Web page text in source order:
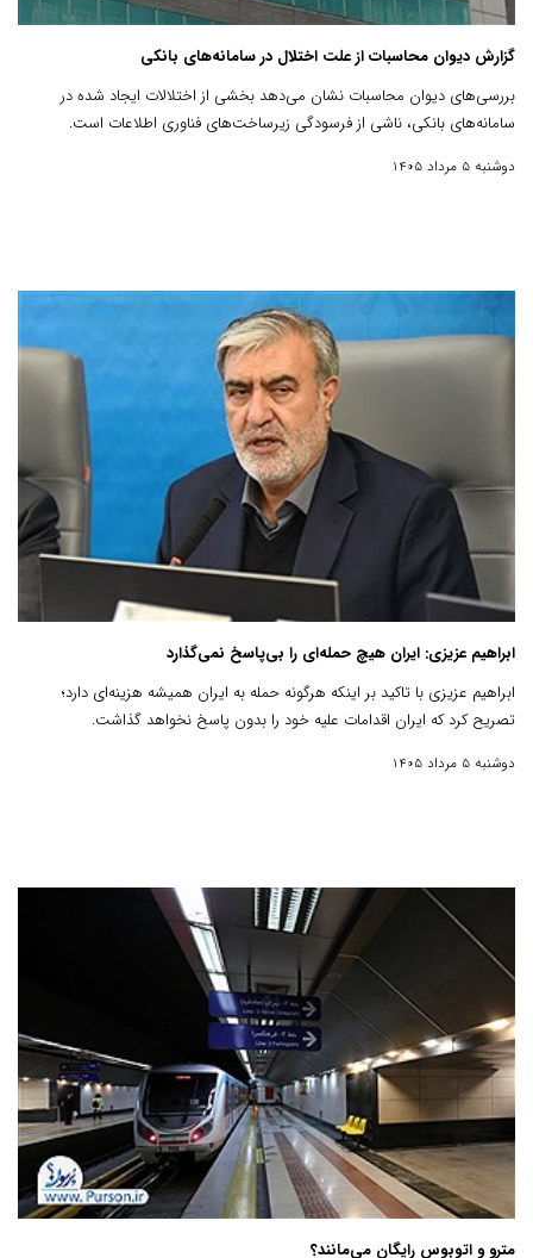
گزارش دیوان محاسبات از علت اختلال در سامانه‌های بانکی
بررسی‌های دیوان محاسبات نشان می‌دهد بخشی از اختلالات ایجاد شده در
سامانه‌های بانکی، ناشی از فرسودگی زیرساخت‌های فناوری اطلاعات است.
دوشنبه 5 مرداد 1405
ابراهیم عزیزی: ایران هیچ حمله‌ای را بی‌پاسخ نمی‌گذارد
ابراهیم عزیزی با تاکید بر اینکه هرگونه حمله به ایران همیشه هزینه‌ای دارد؛
تصریح کرد که ایران اقدامات علیه خود را بدون پاسخ نخواهد گذاشت.
دوشنبه 5 مرداد 1405
مترو و اتوبوس رایگان می‌مانند؟